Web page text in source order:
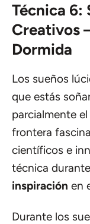
Técnica 6:
Creativos
Dormida
Los sueños
que estás
parcialmente
frontera
científicos e
técnica
inspiración en
Durante los